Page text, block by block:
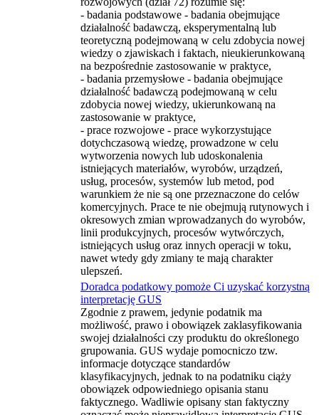
- badania podstawowe - badania obejmujące
działalność badawczą, eksperymentalną lub
teoretyczną podejmowaną w celu zdobycia nowej
wiedzy o zjawiskach i faktach, nieukierunkowaną
na bezpośrednie zastosowanie w praktyce,
- badania przemysłowe - badania obejmujące
działalność badawczą podejmowaną w celu
zdobycia nowej wiedzy, ukierunkowaną na
zastosowanie w praktyce,
- prace rozwojowe - prace wykorzystujące
dotychczasową wiedzę, prowadzone w celu
wytworzenia nowych lub udoskonalenia
istniejących materiałów, wyrobów, urządzeń,
usług, procesów, systemów lub metod, pod
warunkiem że nie są one przeznaczone do celów
komercyjnych. Prace te nie obejmują rutynowych i
okresowych zmian wprowadzanych do wyrobów,
linii produkcyjnych, procesów wytwórczych,
istniejących usług oraz innych operacji w toku,
nawet wtedy gdy zmiany te mają charakter
ulepszeń.
Doradca podatkowy pomoże Ci uzyskać korzystną
interpretację GUS
Zgodnie z prawem, jedynie podatnik ma
możliwość, prawo i obowiązek zaklasyfikowania
swojej działalności czy produktu do określonego
grupowania. GUS wydaje pomocniczo tzw.
informacje dotyczące standardów
klasyfikacyjnych, jednak to na podatniku ciąży
obowiązek odpowiedniego opisania stanu
faktycznego. Wadliwie opisany stan faktyczny